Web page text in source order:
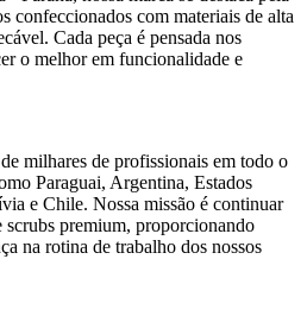
confeccionados com materiais de alta
Cada peça é pensada nos
o melhor em funcionalidade e
milhares de profissionais em todo o
Paraguai, Argentina, Estados
e Chile. Nossa missão é continuar
scrubs premium, proporcionando
na rotina de trabalho dos nossos